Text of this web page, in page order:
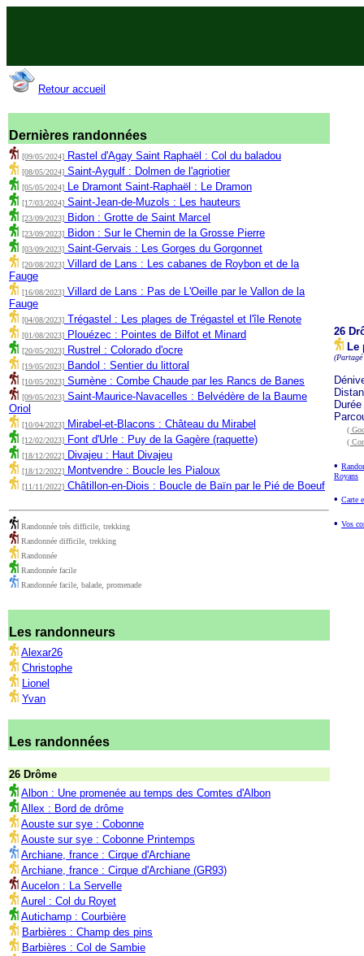
Retour accueil
Dernières randonnées
[09/05/2024] Rastel d'Agay Saint Raphaël : Col du baladou
[08/05/2024] Saint-Aygulf : Dolmen de l'agriotier
[05/05/2024] Le Dramont Saint-Raphaël : Le Dramon
[17/03/2024] Saint-Jean-de-Muzols : Les hauteurs
[23/09/2023] Bidon : Grotte de Saint Marcel
[23/09/2023] Bidon : Sur le Chemin de la Grosse Pierre
[03/09/2023] Saint-Gervais : Les Gorges du Gorgonnet
[20/08/2023] Villard de Lans : Les cabanes de Roybon et de la
Fauge
[16/08/2023] Villard de Lans : Pas de L'Oeille par le Vallon de la
Fauge
[04/08/2023] Trégastel : Les plages de Trégastel et l'île Renote
[01/08/2023] Plouézec : Pointes de Bilfot et Minard
[20/05/2023] Rustrel : Colorado d'ocre
[19/05/2023] Bandol : Sentier du littoral
[10/05/2023] Sumène : Combe Chaude par les Rancs de Banes
[09/05/2023] Saint-Maurice-Navacelles : Belvédère de la Baume
Oriol
[10/04/2023] Mirabel-et-Blacons : Château du Mirabel
[12/02/2023] Font d'Urle : Puy de la Gagère (raquette)
[18/12/2022] Divajeu : Haut Divajeu
[18/12/2022] Montvendre : Boucle les Pialoux
[11/11/2022] Châtillon-en-Diois : Boucle de Baïn par le Pié de Boeuf
Randonnée très difficile, trekking
Randonnée difficile, trekking
Randonnée
Randonnée facile
Randonnée facile, balade, promenade
Les randonneurs
Alexar26
Christophe
Lionel
Yvan
Les randonnées
26 Drôme
Albon : Une promenée au temps des Comtes d'Albon
Allex : Bord de drôme
Aouste sur sye : Cobonne
Aouste sur sye : Cobonne Printemps
Archiane, france : Cirque d'Archiane
Archiane, france : Cirque d'Archiane (GR93)
Aucelon : La Servelle
Aurel : Col du Royet
Autichamp : Courbière
Barbières : Champ des pins
Barbières : Col de Sambie
26
Le
(
(
•
Royans
• Carte
• Vos